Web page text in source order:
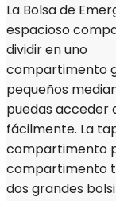
La Bolsa de
espacioso
dividir en uno
compartimento
pequeños
puedas acceder
fácilmente. La
compartimento
compartimento
dos grandes